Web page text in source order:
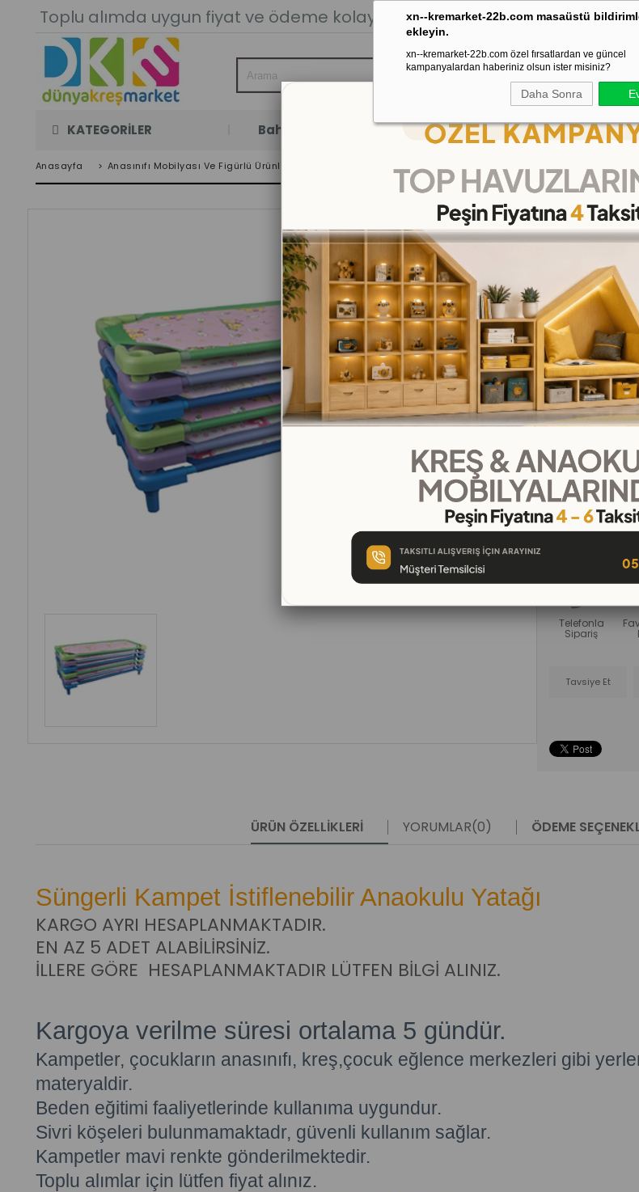
xn--kremarket-22b.com masaüstü
ekleyin.
xn--kremarket-22b.com özel fırsatlardan ve güncel
kampanyalardan haberiniz olsun ister misiniz?
Daha Sonra
Toplu alımda uygun fiyat ve ödeme kolaylığı. Stoktan Gönderim.% 100
KATEGORİLER Bahçe Oyun Odası Kaydırak Salıncak Tahterevalli
Anasayfa > Anasınıfı Mobilyası Ve Figürlü Ürünler
Süngerli
%
25
İNDIRIM
₺1.099,00
Tahmini Teslim
₺68,25 `den
NAKLİYE ALICIYA
AMBAR İLE
Telefonla
Sipariş
Tavsiye Et
ÜRÜN ÖZELLIKLERI YORUMLAR(0) ÖDEME
Süngerli Kampet İstiflenebilir Anaokulu Yatağı
KARGO AYRI HESAPLANMAKTADIR.
EN AZ 5 ADET ALABİLİRSİNİZ.
İLLERE GÖRE HESAPLANMAKTADIR LÜTFEN BİLGİ ALINIZ.
Kargoya verilme süresi ortalama 5 gündür.
Kampetler, çocukların anasınıfı, kreş,çocuk eğlence merkezleri gibi
materyaldir.
Beden eğitimi faaliyetlerinde kullanıma uygundur.
Sivri köşeleri bulunmamaktadr, güvenli kullanım sağlar.
Kampetler mavi renkte gönderilmektedir.
Toplu alımlar için lütfen fiyat alınız.